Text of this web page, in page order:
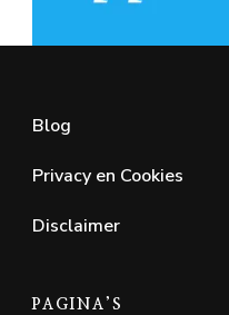
Blog
Privacy en Cookies
Disclaimer
PAGINA’S